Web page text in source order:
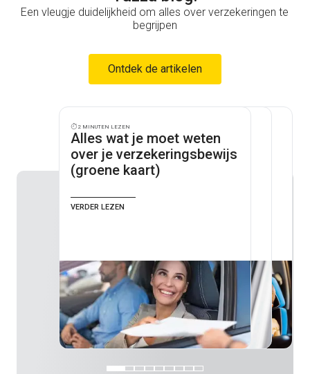
Een vleugje duidelijkheid om alles over verzekeringen te
begrijpen
Ontdek de artikelen
2 minuten lezen
Alles wat je moet weten
over je verzekeringsbewijs
(groene kaart)
Verder lezen
3 minuten lezen
Wat is het bonus malus
systeem van je
autoverzekering?
Verder lezen
2 minuten lezen
Alles weten over je
autoverzekering
Verder lezen